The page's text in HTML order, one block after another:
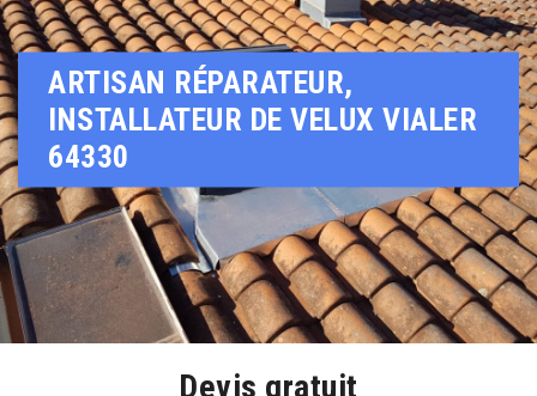
ARTISAN RÉPARATEUR,
INSTALLATEUR DE VELUX VIALER
64330
Devis gratuit